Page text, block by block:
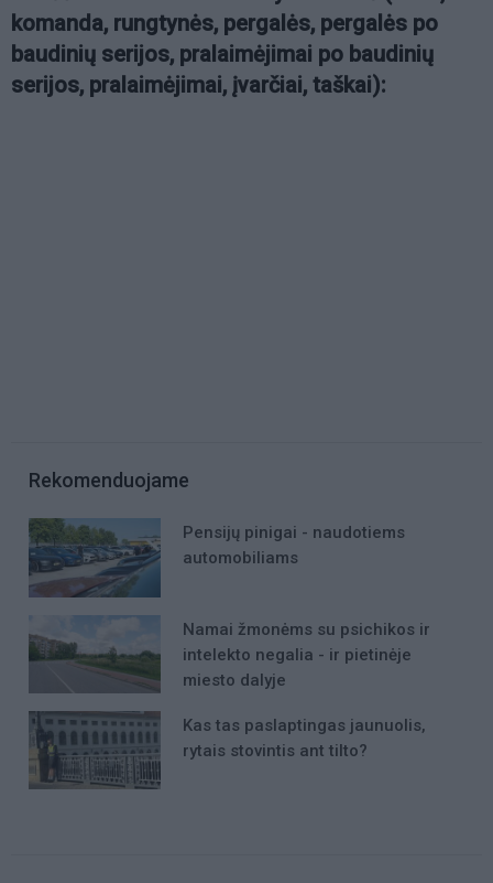
komanda, rungtynės, pergalės, pergalės po
baudinių serijos, pralaimėjimai po baudinių
serijos, pralaimėjimai, įvarčiai, taškai):
Rekomenduojame
Pensijų pinigai - naudotiems
automobiliams
Namai žmonėms su psichikos ir
intelekto negalia - ir pietinėje
miesto dalyje
Kas tas paslaptingas jaunuolis,
rytais stovintis ant tilto?